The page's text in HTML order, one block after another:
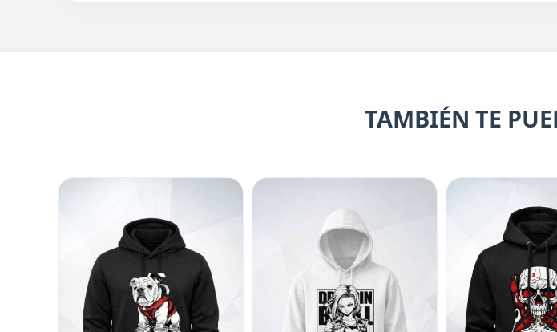
TAMBIÉN TE